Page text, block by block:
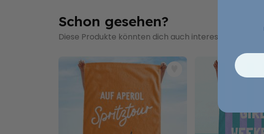
Schon gesehen?
Diese Produkte könnten dich auch interessieren